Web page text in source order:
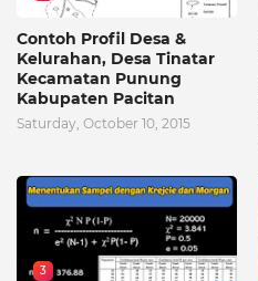
Contoh Profil Desa &
Kelurahan, Desa Tinatar
Kecamatan Punung
Kabupaten Pacitan
Saturday, October 10, 2015
3